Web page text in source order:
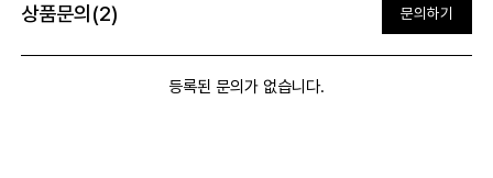
상품문의(2) 문의하기
등록된 문의가 없습니다.